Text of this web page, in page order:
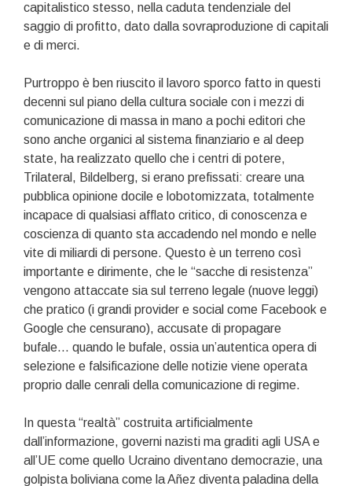
capitalistico stesso, nella caduta tendenziale del
saggio di profitto, dato dalla sovraproduzione di capitali
e di merci.
Purtroppo è ben riuscito il lavoro sporco fatto in questi
decenni sul piano della cultura sociale con i mezzi di
comunicazione di massa in mano a pochi editori che
sono anche organici al sistema finanziario e al deep
state, ha realizzato quello che i centri di potere,
Trilateral, Bildelberg, si erano prefissati: creare una
pubblica opinione docile e lobotomizzata, totalmente
incapace di qualsiasi afflato critico, di conoscenza e
coscienza di quanto sta accadendo nel mondo e nelle
vite di miliardi di persone. Questo è un terreno così
importante e dirimente, che le “sacche di resistenza”
vengono attaccate sia sul terreno legale (nuove leggi)
che pratico (i grandi provider e social come Facebook e
Google che censurano), accusate di propagare
bufale… quando le bufale, ossia un’autentica opera di
selezione e falsificazione delle notizie viene operata
proprio dalle cenrali della comunicazione di regime.
In questa “realtà” costruita artificialmente
dall’informazione, governi nazisti ma graditi agli USA e
all’UE come quello Ucraino diventano democrazie, una
golpista boliviana come la Añez diventa paladina della